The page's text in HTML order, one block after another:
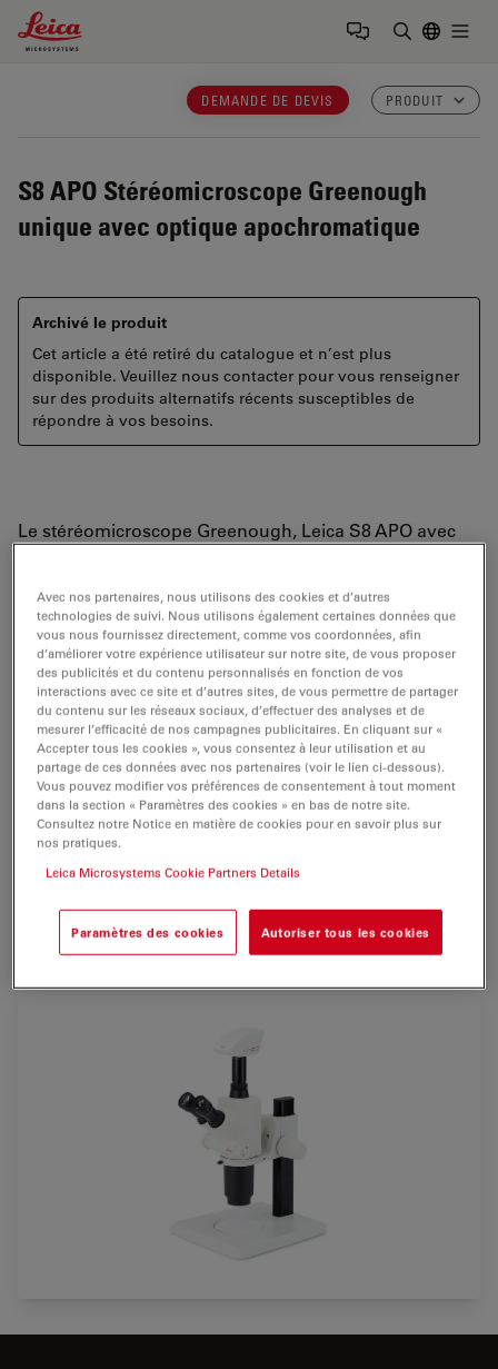
Leica Microsystems Logo
DEMANDE DE DEVIS PRODUIT
S8 APO Stéréomicroscope Greenough
unique avec optique apochromatique
Archivé le produit
Cet article a été retiré du catalogue et n’est plus
disponible. Veuillez nous contacter pour vous renseigner
sur des produits alternatifs récents susceptibles de
répondre à vos besoins.
Le stéréomicroscope Greenough, Leica S8 APO avec
avec unfort grossissementjusqu'à 80x qui est idéal
pour les applications de contrôle de la qualité,de tri de
celluleset demicro injection.
L'angle de vision de 38° ergonomiqueprocure un
grand confort, ce qui permet d'augmenter la
productivité, deréduire la fatigueà l'origine des erreurs
de contrôle et d'acquérir le positionnement lors des
travaux d'épiscopie ou de diascopie.Les limites de
zoom réglables
rapides, faciles et reproductibles.
port de documentation intégrépermet de connecter
des caméras numériques.
Avec nos partenaires, nous utilisons des cookies et d’autres
technologies de suivi. Nous utilisons également certaines données que
vous nous fournissez directement, comme vos coordonnées, afin
d’améliorer votre expérience utilisateur sur notre site, de vous proposer
des publicités et du contenu personnalisés en fonction de vos
interactions avec ce site et d’autres sites, de vous permettre de partager
du contenu sur les réseaux sociaux, d’effectuer des analyses et de
mesurer l’efficacité de nos campagnes publicitaires. En cliquant sur «
Accepter tous les cookies », vous consentez à leur utilisation et au
partage de ces données avec nos partenaires (voir le lien ci-dessous).
Vous pouvez modifier vos préférences de consentement à tout moment
dans la section « Paramètres des cookies » en bas de notre site.
Consultez notre Notice en matière de cookies pour en savoir plus sur
nos pratiques.
Leica Microsystems Cookie Partners Details
Paramètres des cookies Autoriser tous les cookies